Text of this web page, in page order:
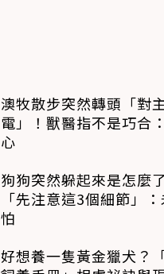
澳牧散步突然轉頭「對
電」！獸醫指不是巧合
心
狗狗突然躲起來是怎麼
「先注意這3個細節」
怕
好想養一隻黃金獵犬？